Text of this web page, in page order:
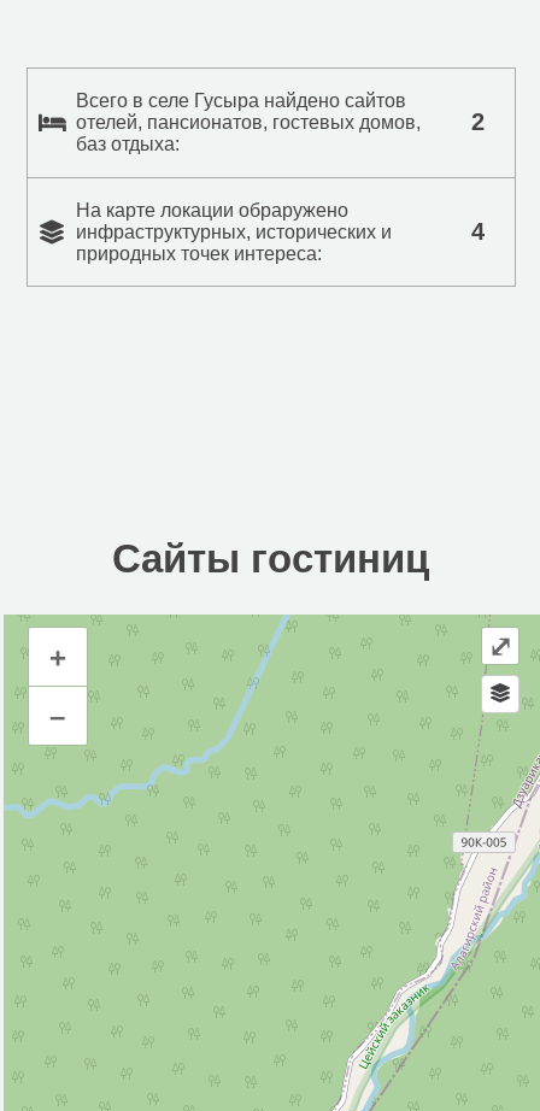
Всего в селе Гусыра найдено сайтов
отелей, пансионатов, гостевых домов,
баз отдыха:
2
На карте локации обраружено
инфраструктурных, исторических и
природных точек интереса:
4
Сайты гостиниц
Сайты гостиниц
Инфраструктура
Кафе (3)
Ресторан (1)
Исторические объекты
Природные объекты
+
–
⤢